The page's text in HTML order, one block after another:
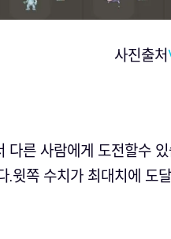
사진출처
른 사람에게 도전할수
.윗쪽 수치가 최대치에 도